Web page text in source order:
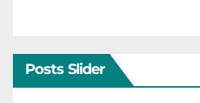
Posts Slider